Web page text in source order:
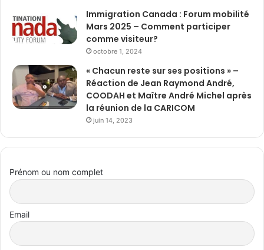
Immigration Canada : Forum mobilité
Mars 2025 – Comment participer
comme visiteur?
octobre 1, 2024
« Chacun reste sur ses positions » –
Réaction de Jean Raymond André,
COODAH et Maître André Michel après
la réunion de la CARICOM
juin 14, 2023
Prénom ou nom complet
Email